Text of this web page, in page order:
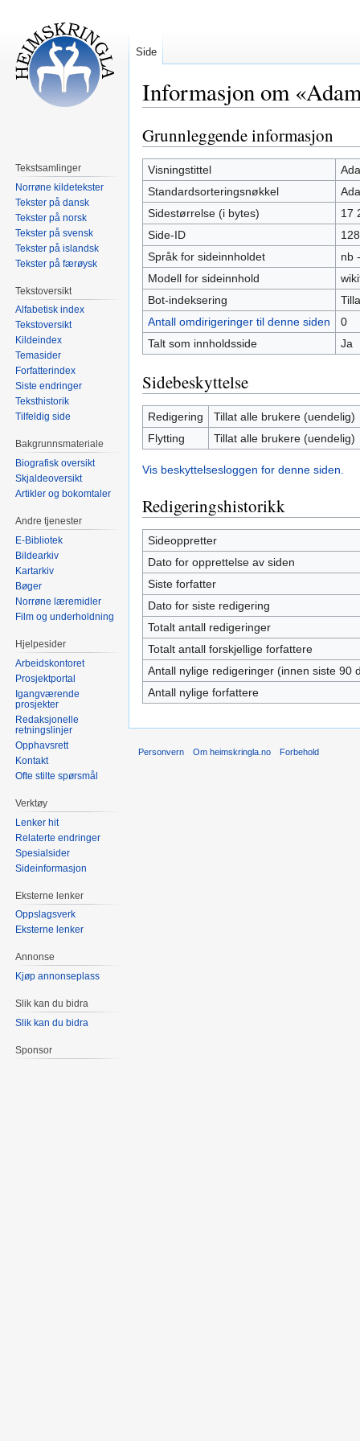
Informasjon om
Hopp
til
navigering
Hopp
til
søk
Grunnleggende informasjon
Visningstittel
Standardsorteringsnøkkel
Sidestørrelse (i bytes)
17
Side-ID
Språk for sideinnholdet
nb
Modell for sideinnhold
Bot-indeksering
Antall omdirigeringer til denne siden
0
Talt som innholdsside
Ja
Sidebeskyttelse
Redigering
Tillat alle brukere (uendelig)
Flytting
Tillat alle brukere (uendelig)
Vis beskyttelsesloggen for denne siden.
Redigeringshistorikk
Sideoppretter
Dato for opprettelse av siden
Siste forfatter
Dato for siste redigering
Totalt antall redigeringer
Totalt antall forskjellige forfattere
Antall nylige redigeringer (innen siste 90
Antall nylige forfattere
Side
Tekstsamlinger
Norrøne kildetekster
Tekster på dansk
Tekster på norsk
Tekster på svensk
Tekster på islandsk
Tekster på færøysk
Tekstoversikt
Alfabetisk index
Tekstoversikt
Kildeindex
Temasider
Forfatterindex
Siste endringer
Teksthistorik
Tilfeldig side
Bakgrunnsmateriale
Biografisk oversikt
Skjaldeoversikt
Artikler og bokomtaler
Andre tjenester
E-Bibliotek
Bildearkiv
Kartarkiv
Bøger
Norrøne læremidler
Film og underholdning
Hjelpesider
Arbeidskontoret
Prosjektportal
Igangværende
prosjekter
Redaksjonelle
retningslinjer
Opphavsrett
Kontakt
Ofte stilte spørsmål
Verktøy
Lenker hit
Relaterte endringer
Spesialsider
Sideinformasjon
Eksterne lenker
Oppslagsverk
Eksterne lenker
Annonse
Kjøp annonseplass
Slik kan du bidra
Slik kan du bidra
Sponsor
Personvern Om heimskringla.no Forbehold